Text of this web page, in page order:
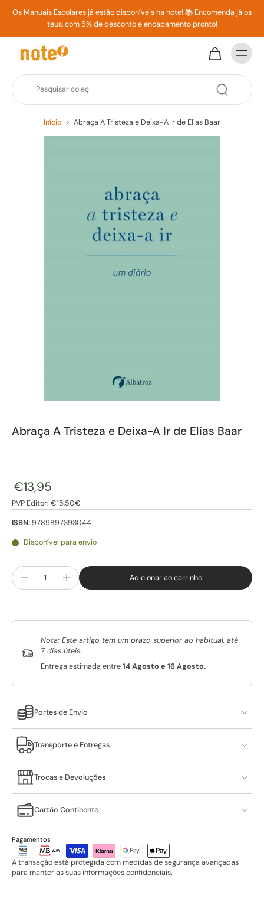
Os Manuais Escolares já estão disponíveis na note! 📚 Encomenda já os
teus, com 5% de desconto e encapamento pronto!
Início > Abraça A Tristeza e Deixa-A Ir de Elias Baar
Abraça A Tristeza e Deixa-A Ir de Elias Baar
€13,95
PVP Editor: €15,50€
ISBN:9789897393044
Disponível para envio
Adicionar ao carrinho
Nota: Este artigo tem um prazo superior ao habitual, até
7 dias úteis.
Entrega estimada entre14 Agosto e 16 Agosto.
Portes de Envio
Transporte e Entregas
Trocas e Devoluções
Cartão Continente
Pagamentos
A transação está protegida com medidas de segurança avançadas
para manter as suas informações confidenciais.